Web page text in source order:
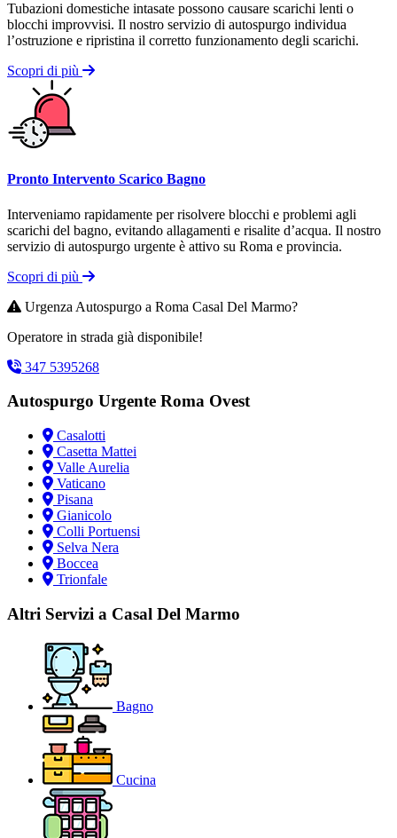
Tubazioni domestiche intasate possono causare scarichi lenti o
blocchi improvvisi. Il nostro servizio di autospurgo individua
l’ostruzione e ripristina il corretto funzionamento degli scarichi.
Scopri di più
Pronto Intervento Scarico Bagno
Interveniamo rapidamente per risolvere blocchi e problemi agli
scarichi del bagno, evitando allagamenti e risalite d’acqua. Il nostro
servizio di autospurgo urgente è attivo su Roma e provincia.
Scopri di più
Urgenza Autospurgo a Roma Casal Del Marmo?
Operatore in strada già disponibile!
347 5395268
Autospurgo Urgente Roma Ovest
Casalotti
Casetta Mattei
Valle Aurelia
Vaticano
Pisana
Gianicolo
Colli Portuensi
Selva Nera
Boccea
Trionfale
Altri Servizi a Casal Del Marmo
Bagno
Cucina